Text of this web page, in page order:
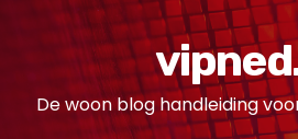
De woon blog handleiding